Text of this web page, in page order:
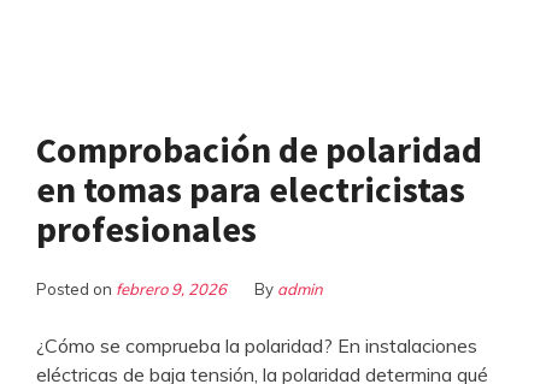
Comprobación de polaridad
en tomas para electricistas
profesionales
Posted on febrero 9, 2026 By admin
¿Cómo se comprueba la polaridad? En instalaciones
eléctricas de baja tensión, la polaridad determina qué